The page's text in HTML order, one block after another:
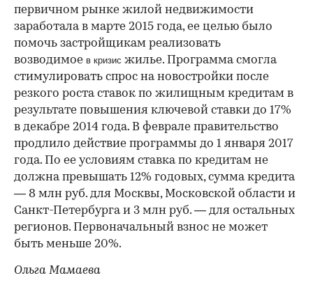
первичном рынке жилой недвижимости
заработала в марте 2015 года, ее целью было
помочь застройщикам реализовать
возводимое в кризис жилье. Программа смогла
стимулировать спрос на новостройки после
резкого роста ставок по жилищным кредитам в
результате повышения ключевой ставки до 17%
в декабре 2014 года. В феврале правительство
продлило действие программы до 1 января 2017
года. По ее условиям ставка по кредитам не
должна превышать 12% годовых, сумма кредита
— 8 млн руб. для Москвы, Московской области и
Санкт-Петербурга и 3 млн руб. — для остальных
регионов. Первоначальный взнос не может
быть меньше 20%.
Ольга Мамаева